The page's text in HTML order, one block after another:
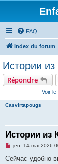
FAQ
Index du forum
Истории
Répondre
Voir
Casvirtapougs
Истории из
M
s
jeu. 14 mai 2026
Сейчас удобно